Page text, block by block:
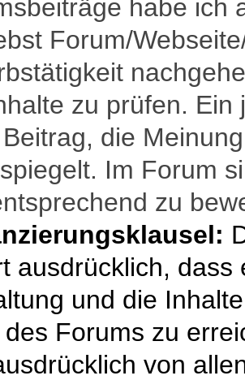
habe ich
Forum/
zu prüfen.
die
Im Forum
zu
ausdrücklich,
und die
des Forums zu
von